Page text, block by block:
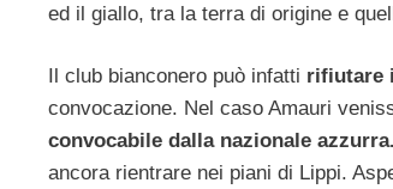
ed il giallo, tra la terra di origine e
Il club bianconero può infatti rifiutare
convocazione. Nel caso Amauri
convocabile dalla nazionale azzurra.
ancora rientrare nei piani di Lippi.